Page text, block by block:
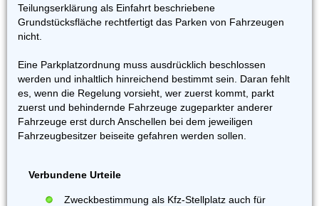
Teilungserklärung als Einfahrt beschriebene
Grundstücksfläche rechtfertigt das Parken von Fahrzeugen
nicht.
Eine Parkplatzordnung muss ausdrücklich beschlossen
werden und inhaltlich hinreichend bestimmt sein. Daran fehlt
es, wenn die Regelung vorsieht, wer zuerst kommt, parkt
zuerst und behindernde Fahrzeuge zugeparkter anderer
Fahrzeuge erst durch Anschellen bei dem jeweiligen
Fahrzeugbesitzer beiseite gefahren werden sollen.
Verbundene Urteile
Zweckbestimmung als Kfz-Stellplatz auch für